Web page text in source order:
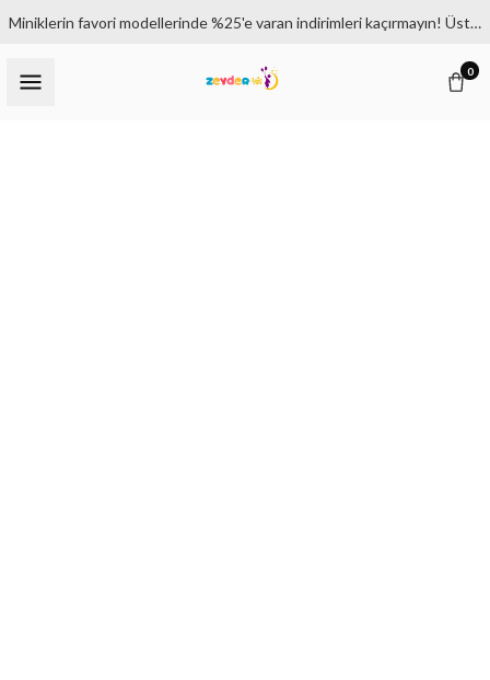
Miniklerin favori modellerinde %25'e varan indirimleri kaçırmayın! Üstelik 1500₺ ve üzeri siparişlerde kargo bedava.
0